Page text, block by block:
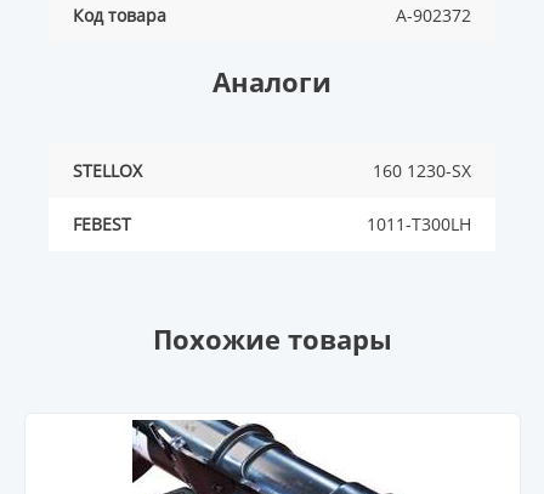
Код товара A-902372
Аналоги
STELLOX 160 1230-SX
FEBEST 1011-T300LH
Похожие товары